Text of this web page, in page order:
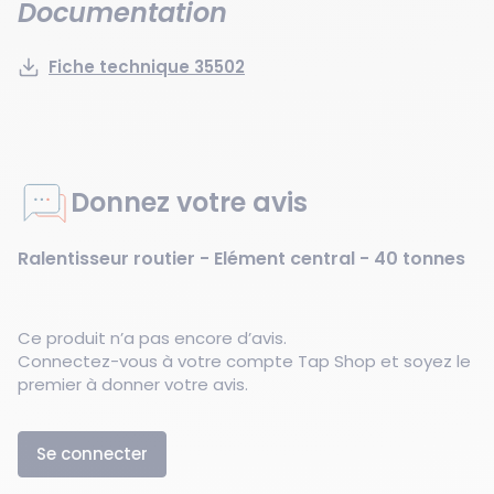
Documentation
Fiche technique 35502
Donnez votre avis
Ralentisseur routier - Elément central - 40 tonnes
Ce produit n’a pas encore d’avis.
Connectez-vous à votre compte Tap Shop et soyez le
premier à donner votre avis.
Se connecter